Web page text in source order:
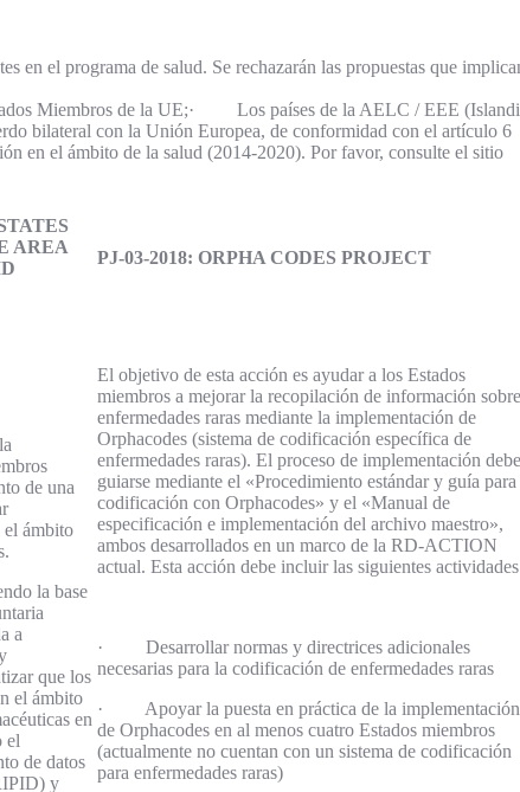
en el programa de salud. Se rechazarán las propuestas que
Miembros de la UE;· Los países de la AELC / EEE
bilateral con la Unión Europea, de conformidad con el artículo 6
en el ámbito de la salud (2014-2020). Por favor, consulte el sitio
AREA
PJ-03-2018: ORPHA CODES PROJECT
de una
el ámbito
la base
a
que los
el ámbito
en
el
de datos
y
El objetivo de esta acción es ayudar a los Estados
miembros a mejorar la recopilación de información sobre
enfermedades raras mediante la implementación de
Orphacodes (sistema de codificación específica de
enfermedades raras). El proceso de implementación debe
guiarse mediante el «Procedimiento estándar y guía
codificación con Orphacodes» y el «Manual de
especificación e implementación del archivo maestro»,
ambos desarrollados en un marco de la RD-ACTION
actual. Esta acción debe incluir las siguientes
· Desarrollar normas y directrices adicionales
necesarias para la codificación de enfermedades raras
· Apoyar la puesta en práctica de la implementación
de Orphacodes en al menos cuatro Estados miembros
(actualmente no cuentan con un sistema de codificación
para enfermedades raras)